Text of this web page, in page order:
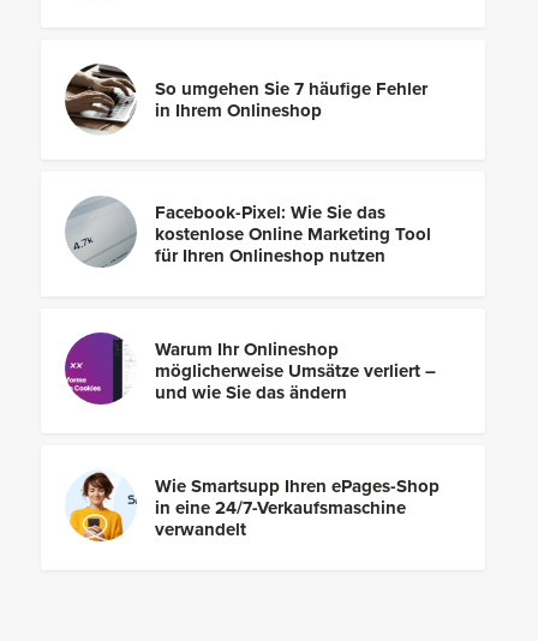
So umgehen Sie 7 häufige Fehler
in Ihrem Onlineshop
Facebook-Pixel: Wie Sie das
kostenlose Online Marketing Tool
für Ihren Onlineshop nutzen
Warum Ihr Onlineshop
möglicherweise Umsätze verliert –
und wie Sie das ändern
Wie Smartsupp Ihren ePages-Shop
in eine 24/7-Verkaufsmaschine
verwandelt